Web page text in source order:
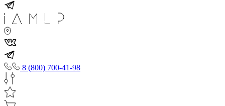
8 (800) 700-41-98